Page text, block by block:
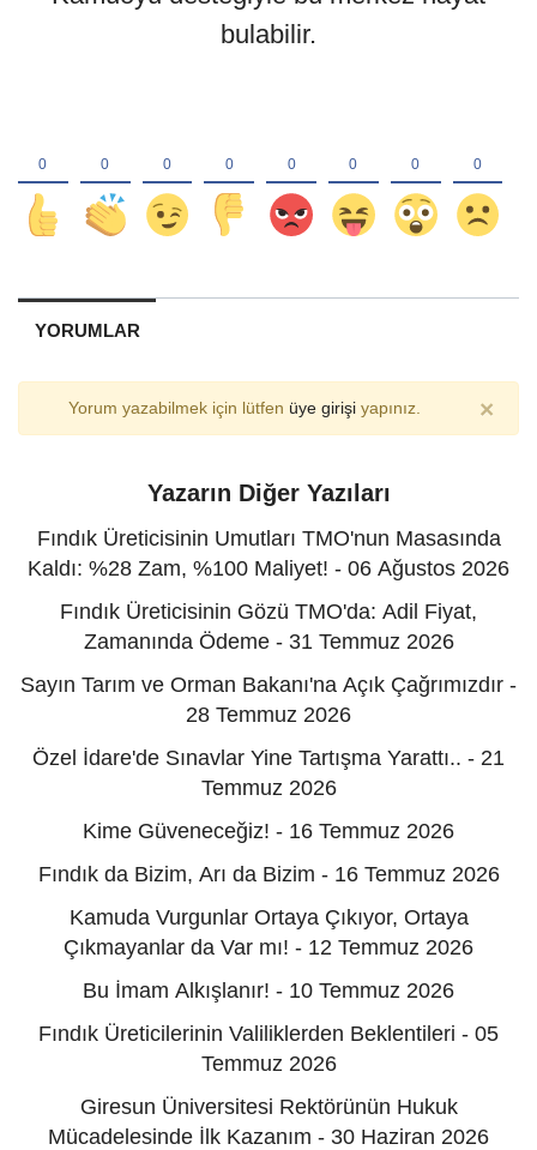
bulabilir.
YORUMLAR
Yorum yazabilmek için lütfen üye girişiyapınız. ×
Yazarın Diğer Yazıları
Fındık Üreticisinin Umutları TMO'nun Masasında
Kaldı: %28 Zam, %100 Maliyet! - 06 Ağustos 2026
Fındık Üreticisinin Gözü TMO'da: Adil Fiyat,
Zamanında Ödeme - 31 Temmuz 2026
Sayın Tarım ve Orman Bakanı'na Açık Çağrımızdır -
28 Temmuz 2026
Özel İdare'de Sınavlar Yine Tartışma Yarattı.. - 21
Temmuz 2026
Kime Güveneceğiz! - 16 Temmuz 2026
Fındık da Bizim, Arı da Bizim - 16 Temmuz 2026
Kamuda Vurgunlar Ortaya Çıkıyor, Ortaya
Çıkmayanlar da Var mı! - 12 Temmuz 2026
Bu İmam Alkışlanır! - 10 Temmuz 2026
Fındık Üreticilerinin Valiliklerden Beklentileri - 05
Temmuz 2026
Giresun Üniversitesi Rektörünün Hukuk
Mücadelesinde İlk Kazanım - 30 Haziran 2026